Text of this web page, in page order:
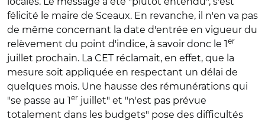
félicité le maire de Sceaux. En revanche, il n'en va pas
de même concernant la date d'entrée en vigueur du
relèvement du point d'indice, à savoir donc le 1er
juillet prochain. La CET réclamait, en effet, que la
mesure soit appliquée en respectant un délai de
quelques mois. Une hausse des rémunérations qui
"se passe au 1er juillet" et "n'est pas prévue
totalement dans les budgets" pose des difficultés